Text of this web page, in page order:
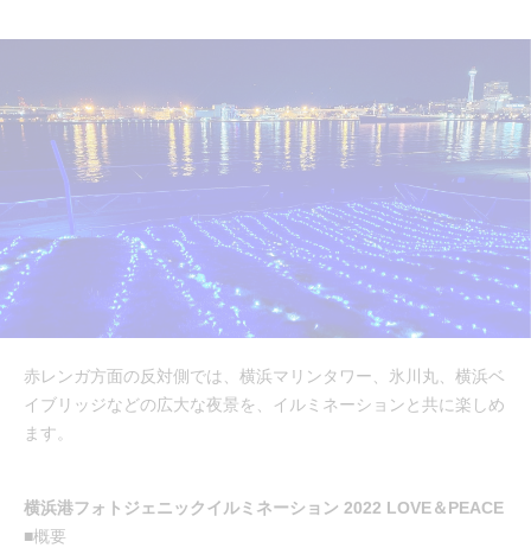
赤レンガ方面の反対側では、横浜マリンタワー、氷川丸、横浜ベ
イブリッジなどの広大な夜景を、イルミネーションと共に楽しめ
ます。
横浜港フォトジェニックイルミネーション 2022 LOVE＆PEACE
■概要